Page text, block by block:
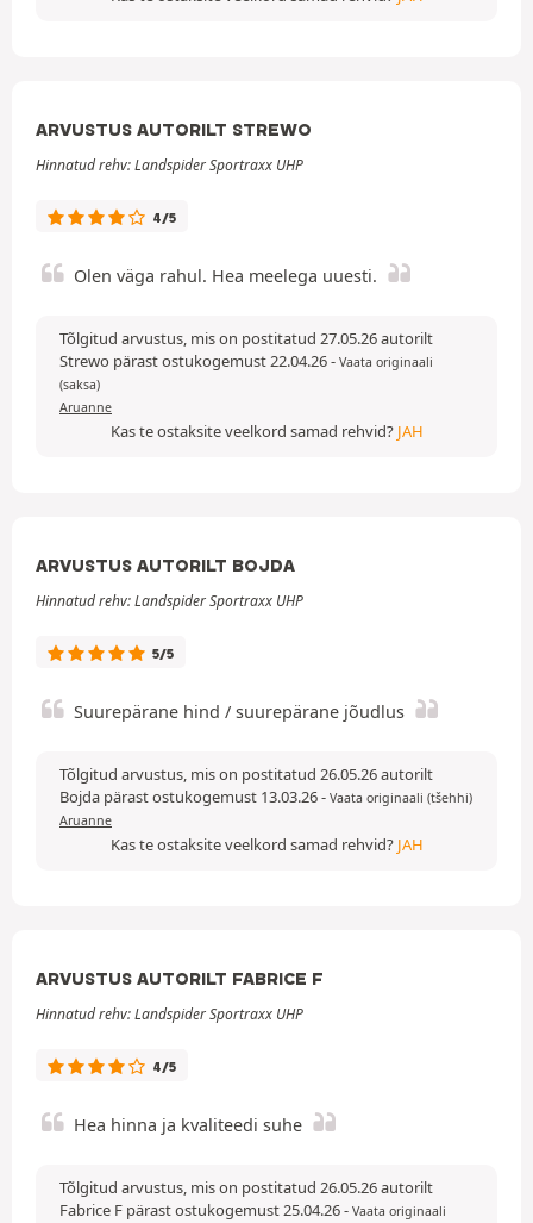
ARVUSTUS AUTORILT STREWO
Hinnatud rehv: Landspider Sportraxx UHP
4/5
Olen väga rahul. Hea meelega uuesti.
Tõlgitud arvustus, mis on postitatud 27.05.26 autorilt
Strewo pärast ostukogemust 22.04.26- Vaata originaali
(saksa)
Aruanne
Kas te ostaksite veelkord samad rehvid? JAH
ARVUSTUS AUTORILT BOJDA
Hinnatud rehv: Landspider Sportraxx UHP
5/5
Suurepärane hind / suurepärane jõudlus
Tõlgitud arvustus, mis on postitatud 26.05.26 autorilt
Bojda pärast ostukogemust 13.03.26- Vaata originaali (tšehhi)
Aruanne
Kas te ostaksite veelkord samad rehvid? JAH
ARVUSTUS AUTORILT FABRICE F
Hinnatud rehv: Landspider Sportraxx UHP
4/5
Hea hinna ja kvaliteedi suhe
Tõlgitud arvustus, mis on postitatud 26.05.26 autorilt
Fabrice F pärast ostukogemust 25.04.26- Vaata originaali